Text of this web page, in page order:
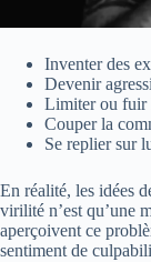
Inventer des
Devenir
Limiter ou fuir
Couper la
Se replier sur
En réalité, les idées
virilité n’est qu’une
aperçoivent ce
sentiment de